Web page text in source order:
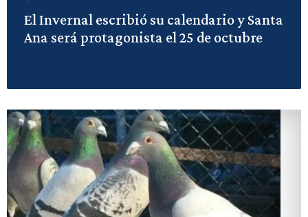
El Invernal escribió su calendario y Santa
Ana será protagonista el 25 de octubre